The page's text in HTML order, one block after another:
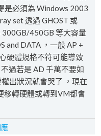
是必須為 Windows 2003
set 透過 GHOST 或
300GB/450GB 等大容量
and DATA ，一般 AP +
硬體規格不符可能導致
過若是 AD 千萬不要如
出狀況就會哭了 ，現在
移轉硬體或轉到VM都會